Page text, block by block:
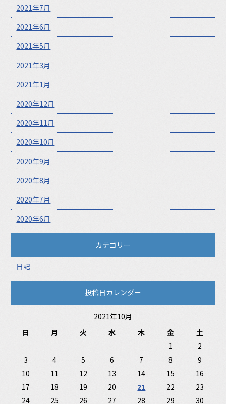
2021年7月
2021年6月
2021年5月
2021年3月
2021年1月
2020年12月
2020年11月
2020年10月
2020年9月
2020年8月
2020年7月
2020年6月
カテゴリー
日記
投稿日カレンダー
2021年10月
日
月 火 水 木 金
土
1
2
3
4 5 6 7 8
9
10
11 12 13 14 15
16
17
18 19 20 21 22
23
24
25 26 27 28 29 30